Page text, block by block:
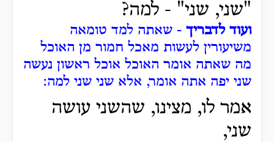
"שני, שני" - למה?
ועוד לדבריך - שאתה למד טומאה
משיעורין לעשות מאכל חמור מן האוכל
מה שאתה אומר האוכל אוכל ראשון נעשה
שני יפה אתה אומר, אלא שני שני למה:
אמר לו, מצינו, שהשני עושה
שני,